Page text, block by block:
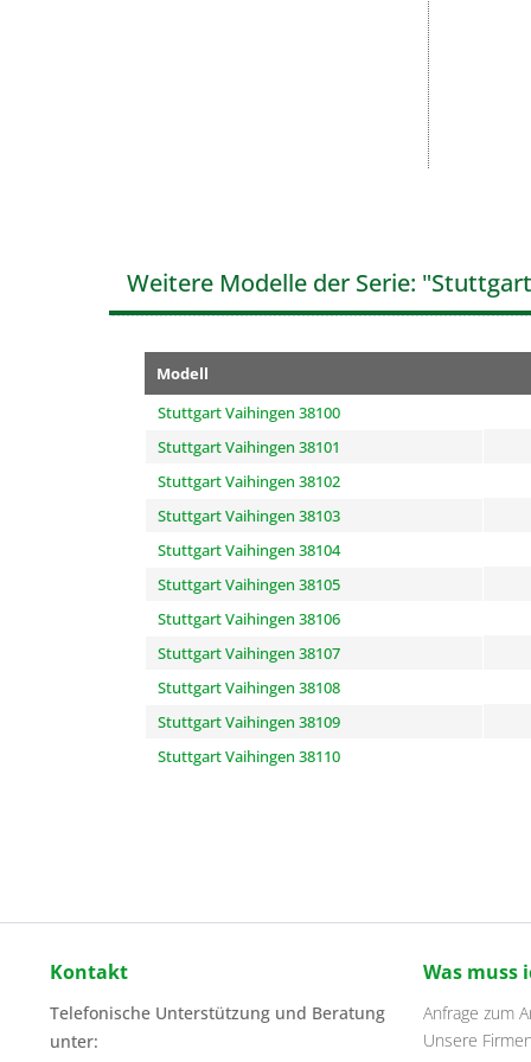
Weitere Modelle der Serie:
Modell
Stuttgart Vaihingen 38100
Stuttgart Vaihingen 38101
Stuttgart Vaihingen 38102
Stuttgart Vaihingen 38103
Stuttgart Vaihingen 38104
Stuttgart Vaihingen 38105
Stuttgart Vaihingen 38106
Stuttgart Vaihingen 38107
Stuttgart Vaihingen 38108
Stuttgart Vaihingen 38109
Stuttgart Vaihingen 38110
Kontakt
Telefonische Unterstützung und Beratung
unter:
Was muss
Anfrage zum
Unsere